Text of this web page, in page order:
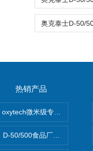
热销产品
oxytech微米级专业消毒
D-50/500食品厂车间高效杀